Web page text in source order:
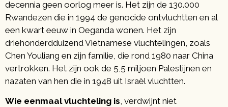
decennia geen oorlog meer is. Het zijn de 130.000
Rwandezen die in 1994 de genocide ontvluchtten en al
een kwart eeuw in Oeganda wonen. Het zijn
driehonderdduizend Vietnamese vluchtelingen, zoals
Chen Youliang en zijn familie, die rond 1980 naar China
vertrokken. Het zijn ook de 5,5 miljoen Palestijnen en
nazaten van hen die in 1948 uit Israël vluchtten.
Wie eenmaal vluchteling is, verdwijnt niet